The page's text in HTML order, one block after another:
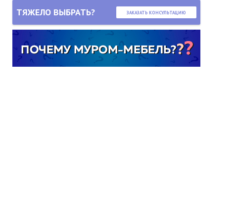
ТЯЖЕЛО ВЫБРАТЬ? ЗАКАЗАТЬ КОНСУЛЬТАЦИЮ